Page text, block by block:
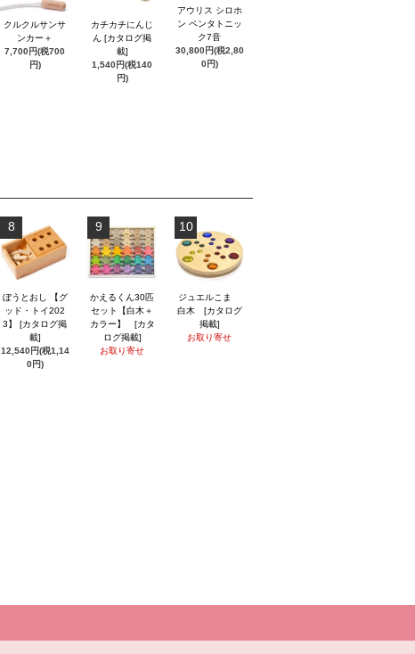
クルクルサンサ
ンカー＋
7,700円(税700
円)
カチカチにんじ
ん [カタログ掲
載]
1,540円(税140
円)
アウリス シロホ
ン ペンタトニッ
ク7音
30,800円(税2,80
0円)
8
ぼうとおし 【グ
ッド・トイ202
3】 [カタログ掲
載]
12,540円(税1,14
0円)
9
かえるくん30匹
セット【白木＋
カラー】 [カタ
ログ掲載]
お取り寄せ
10
ジュエルこま
白木 [カタログ
掲載]
お取り寄せ